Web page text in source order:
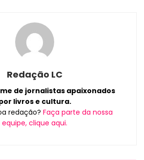
Redação LC
de jornalistas apaixonados
livros e cultura.
redação? Faça parte da nossa
equipe, clique aqui.